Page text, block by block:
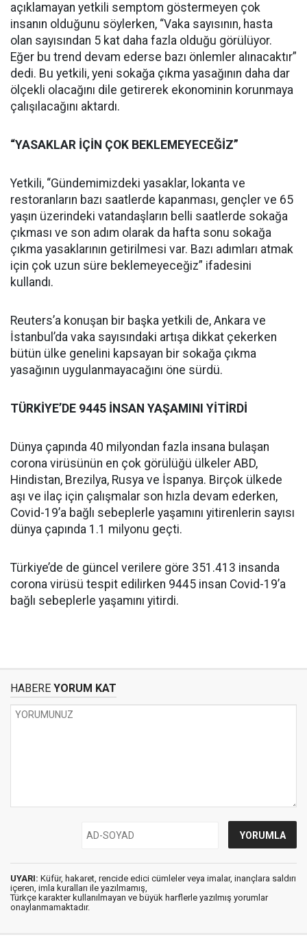
açıklamayan yetkili semptom göstermeyen çok
insanın olduğunu söylerken, “Vaka sayısının, hasta
olan sayısından 5 kat daha fazla olduğu görülüyor.
Eğer bu trend devam ederse bazı önlemler alınacaktır”
dedi. Bu yetkili, yeni sokağa çıkma yasağının daha dar
ölçekli olacağını dile getirerek ekonominin korunmaya
çalışılacağını aktardı.
“YASAKLAR İÇİN ÇOK BEKLEMEYECEĞİZ”
Yetkili, “Gündemimizdeki yasaklar, lokanta ve
restoranların bazı saatlerde kapanması, gençler ve 65
yaşın üzerindeki vatandaşların belli saatlerde sokağa
çıkması ve son adım olarak da hafta sonu sokağa
çıkma yasaklarının getirilmesi var. Bazı adımları atmak
için çok uzun süre beklemeyeceğiz” ifadesini
kullandı.
Reuters’a konuşan bir başka yetkili de, Ankara ve
İstanbul’da vaka sayısındaki artışa dikkat çekerken
bütün ülke genelini kapsayan bir sokağa çıkma
yasağının uygulanmayacağını öne sürdü.
TÜRKİYE’DE 9445 İNSAN YAŞAMINI YİTİRDİ
Dünya çapında 40 milyondan fazla insana bulaşan
corona virüsünün en çok görülüğü ülkeler ABD,
Hindistan, Brezilya, Rusya ve İspanya. Birçok ülkede
aşı ve ilaç için çalışmalar son hızla devam ederken,
Covid-19’a bağlı sebeplerle yaşamını yitirenlerin sayısı
dünya çapında 1.1 milyonu geçti.
Türkiye’de de güncel verilere göre 351.413 insanda
corona virüsü tespit edilirken 9445 insan Covid-19’a
bağlı sebeplerle yaşamını yitirdi.
HABERE YORUM KAT
UYARI: Küfür, hakaret, rencide edici cümleler veya imalar, inançlara saldırı
içeren, imla kuralları ile yazılmamış,
Türkçe karakter kullanılmayan ve büyük harflerle yazılmış yorumlar
onaylanmamaktadır.